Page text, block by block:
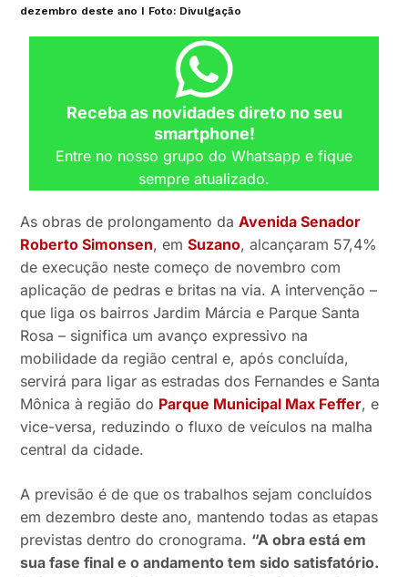
dezembro deste ano I Foto: Divulgação
Receba as novidades direto no seu
smartphone!
Entre no nosso grupo do Whatsapp e fique
sempre atualizado.
As obras de prolongamento daAvenida Senador
Roberto Simonsen, emSuzano, alcançaram 57,4%
de execução neste começo de novembro com
aplicação de pedras e britas na via. A intervenção –
que liga os bairros Jardim Márcia e Parque Santa
Rosa – significa um avanço expressivo na
mobilidade da região central e, após concluída,
servirá para ligar as estradas dos Fernandes e Santa
Mônica à região do Parque Municipal Max Feffer, e
vice-versa, reduzindo o fluxo de veículos na malha
central da cidade.
A previsão é de que os trabalhos sejam concluídos
em dezembro deste ano, mantendo todas as etapas
previstas dentro do cronograma. “A obra está em
sua fase final e o andamento tem sido satisfatório.